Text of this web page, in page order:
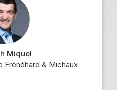
Miquel
Frénéhard & Michaux